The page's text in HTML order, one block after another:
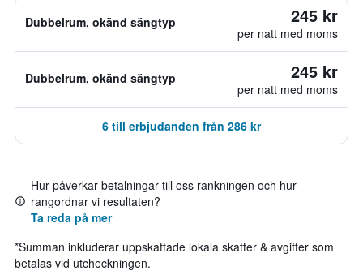
Dubbelrum, okänd sängtyp 245 kr
per natt med moms
Dubbelrum, okänd sängtyp 245 kr
per natt med moms
6 till erbjudanden från 286 kr
Hur påverkar betalningar till oss rankningen och hur
rangordnar vi resultaten?
Ta reda på mer
*Summan inkluderar uppskattade lokala skatter & avgifter som
betalas vid utcheckningen.